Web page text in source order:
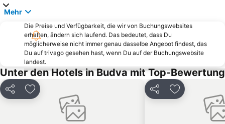
Buljarice
Drobni pijesak
Blatna plaža
Kraljičina plaža
Aquarius White
Veliki Pijesak
Skadarsko jezero - Schkodra
Kamenovo
Lučice
Miločer Plaža
Mehr
Die Preise und Verfügbarkeit, die wir von Buchungswebsites
erhalten, ändern sich laufend. Das bedeutet, dass Du
möglicherweise nicht immer genau dasselbe Angebot findest, das
Du auf trivago gesehen hast, wenn Du auf der Buchungswebsite
landest.
Unter den Hotels in Budva mit Top-Bewertung
Teilen Zu Favoriten hinzufügen Teilen Zu Favoriten